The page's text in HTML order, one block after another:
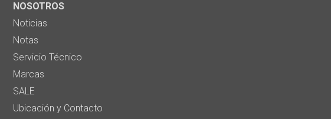
NOSOTROS
Noticias
Notas
Servicio Técnico
Marcas
SALE
Ubicación y Contacto